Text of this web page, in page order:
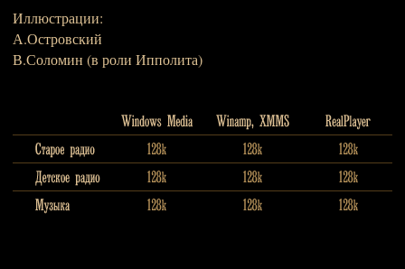
Иллюстрации:
А.Островский
В.Соломин (в роли Ипполита)